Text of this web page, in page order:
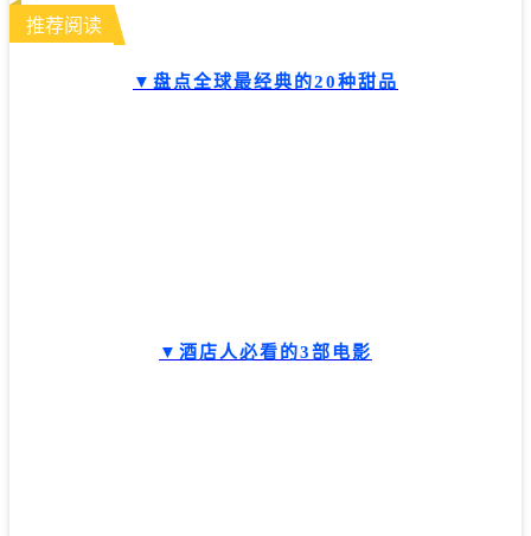
推荐阅读
▼盘点全球最经典的20种甜品
▼酒店人必看的3部电影